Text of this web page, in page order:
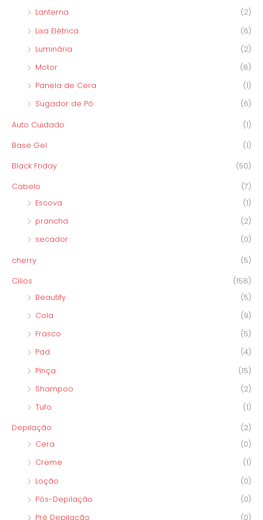
Lanterna
(2)
Lixa Elétrica
(6)
Luminária
(2)
Motor
(8)
Panela de Cera
(1)
Sugador de Pó
(6)
Auto Cuidado (1)
Base Gel (1)
Black Friday (50)
Cabelo
(7)
Escova
(1)
prancha
(2)
secador
(0)
cherry (5)
Cílios
(158)
Beautify
(5)
Cola
(9)
Frasco
(5)
Pad
(4)
Pinça
(15)
Shampoo
(2)
Tufo
(1)
Depilação
(2)
Cera
(0)
Creme
(1)
Loção
(0)
Pós-Depilação
(0)
Pré Depilação
(0)